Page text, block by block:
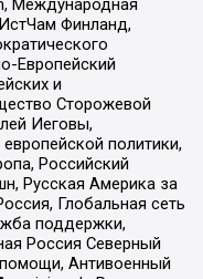
Международная
Финланд,
Европейский
и
Сторожевой
Иеговы,
политики,
Российский
Русская Америка за
Глобальная сеть
поддержки,
Россия Северный
Антивоенный